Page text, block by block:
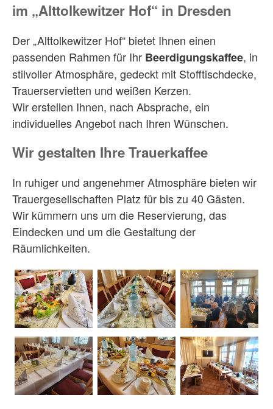
im „Alttolkewitzer Hof“ in Dresden
Der „Alttolkewitzer Hof“ bietet Ihnen einen
passenden Rahmen für Ihr Beerdigungskaffee, in
stilvoller Atmosphäre, gedeckt mit Stofftischdecke,
Trauerservietten und weißen Kerzen.
Wir erstellen Ihnen, nach Absprache, ein
individuelles Angebot nach Ihren Wünschen.
Wir gestalten Ihre Trauerkaffee
In ruhiger und angenehmer Atmosphäre bieten wir
Trauergesellschaften Platz für bis zu 40 Gästen.
Wir kümmern uns um die Reservierung, das
Eindecken und um die Gestaltung der
Räumlichkeiten.